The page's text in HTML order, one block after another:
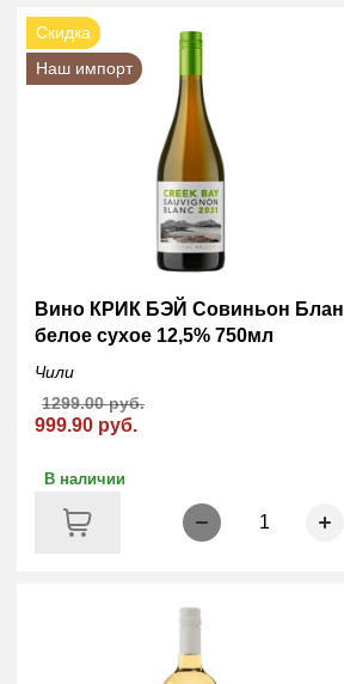
Скидка
Наш импорт
Вино КРИК БЭЙ Совиньон Блан
белое сухое 12,5% 750мл
Чили
999.90 руб.
1299.00 руб.
В наличии
1